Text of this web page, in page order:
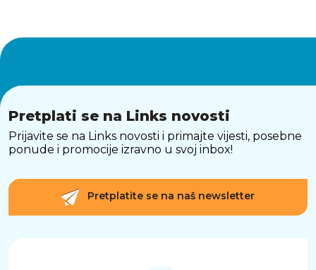
Pretplati se na Links novosti
Prijavite se na Links novosti i primajte vijesti, posebne
ponude i promocije izravno u svoj inbox!
Pretplatite se na naš newsletter